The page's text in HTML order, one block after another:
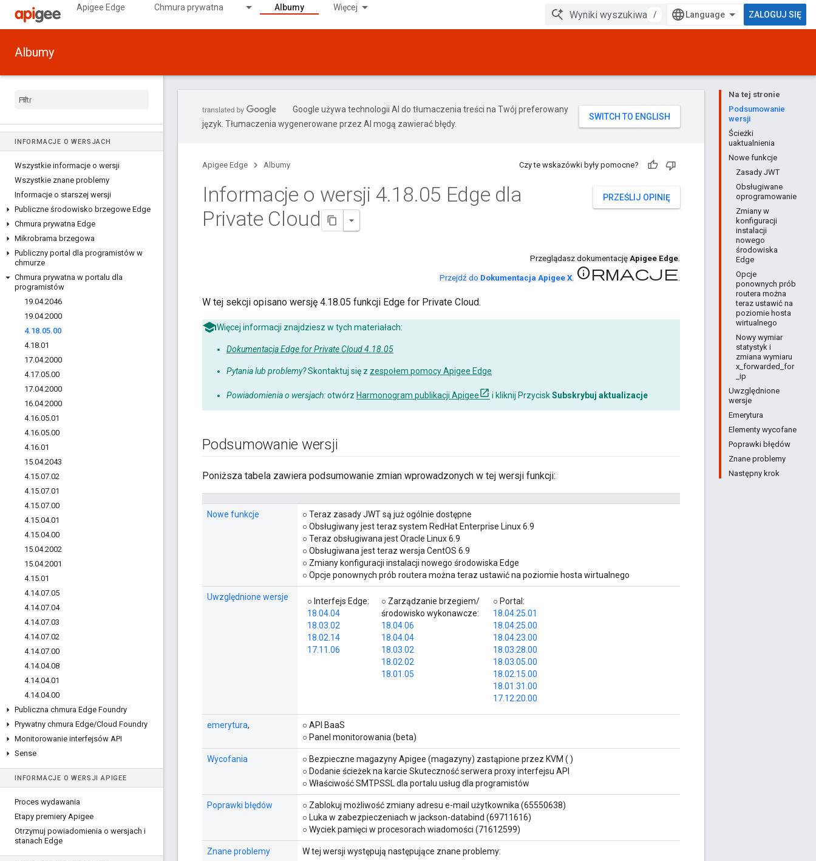
Apigee Edge Chmura prywatna Albumy Więcej
/ ZALOGUJ SIĘ
Albumy
INFORMACJE O WERSJACH
Wszystkie informacje o wersji
Wszystkie znane problemy
Informacje o starszej wersji
Publiczne środowisko brzegowe Edge
Chmura prywatna Edge
Mikrobrama brzegowa
Publiczny portal dla programistów w
chmurze
Chmura prywatna w portalu dla
programistów
19.04.2046
19.04.2000
4.18.05.00
4.18.01
17.04.2000
4.17.05.00
17.04.2000
16.04.2000
4.16.05.01
4.16.05.00
4.16.01
15.04.2043
4.15.07.02
4.15.07.01
4.15.07.00
4.15.04.01
4.15.04.00
15.04.2002
15.04.2001
4.15.01
4.14.07.05
4.14.07.04
4.14.07.03
4.14.07.02
4.14.07.00
4.14.04.08
4.14.04.01
4.14.04.00
Publiczna chmura Edge Foundry
Prywatny chmura Edge/Cloud Foundry
Monitorowanie interfejsów API
Sense
INFORMACJE O WERSJI APIGEE
Proces wydawania
Etapy premiery Apigee
Otrzymuj powiadomienia o wersjach i
stanach Edge
Na tej stronie
Podsumowanie
wersji
Ścieżki
uaktualnienia
Nowe funkcje
Zasady JWT
Obsługiwane
oprogramowanie
Zmiany w
konfiguracji
instalacji
nowego
środowiska
Edge
Opcje
ponownych prób
routera można
teraz ustawić na
poziomie hosta
wirtualnego
Nowy wymiar
statystyk i
zmiana wymiaru
x_forwarded_for
_ip
Uwzględnione
wersje
Emerytura
Elementy wycofane
Poprawki błędów
Znane problemy
Następny krok
Google używa technologii AI do tłumaczenia treści na Twój preferowany
język. Tłumaczenia wygenerowane przez AI mogą zawierać błędy.
Apigee Edge Albumy Czy te wskazówki były pomocne?
PRZEŚLIJ OPINIĘ
Informacje o wersji 4.18.05 Edge dla
Private Cloud
Przeglądasz dokumentację Apigee Edge.
Przejdź do Dokumentacja Apigee X. informacje.
W tej sekcji opisano wersję 4.18.05 funkcji Edge for Private Cloud.
Więcej informacji znajdziesz w tych materiałach:
Dokumentacja Edge for Private Cloud 4.18.05
Pytania lub problemy?Skontaktuj się z zespołem pomocy Apigee Edge
Powiadomienia o wersjach:otwórz Harmonogram publikacji Apigee i kliknij PrzyciskSubskrybuj aktualizacje
Podsumowanie wersji
Poniższa tabela zawiera podsumowanie zmian wprowadzonych w tej wersji funkcji:
Nowe funkcje
○ Teraz zasady JWT są już ogólnie dostępne
○ Obsługiwany jest teraz system RedHat Enterprise Linux 6.9
○ Teraz obsługiwana jest Oracle Linux 6.9
○ Obsługiwana jest teraz wersja CentOS 6.9
○ Zmiany konfiguracji instalacji nowego środowiska Edge
○ Opcje ponownych prób routera można teraz ustawić na poziomie hosta wirtualnego
Uwzględnione wersje
○ Interfejs Edge:
18.04.04
18.03.02
18.02.14
17.11.06
○ Zarządzanie brzegiem/
środowisko wykonawcze:
18.04.06
18.04.04
18.03.02
18.02.02
18.01.05
○ Portal:
18.04.25.01
18.04.25.00
18.04.23.00
18.03.28.00
18.03.05.00
18.02.15.00
18.01.31.00
17.12.20.00
emerytura,
○ API BaaS
○ Panel monitorowania (beta)
Wycofania
○ Bezpieczne magazyny Apigee (magazyny) zastąpione przez KVM ( )
○ Dodanie ścieżek na karcie Skuteczność serwera proxy interfejsu API
○ Właściwość SMTPSSL dla portalu usług dla programistów
Poprawki błędów
○ Zablokuj możliwość zmiany adresu e-mail użytkownika (65550638)
○ Luka w zabezpieczeniach w jackson-databind (69711616)
○ Wyciek pamięci w procesorach wiadomości (71612599)
Znane problemy W tej wersji występują następujące znane problemy: